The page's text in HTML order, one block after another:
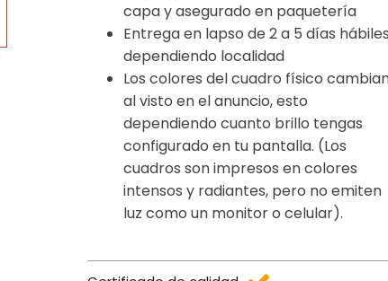
capa y asegurado en paquetería
Entrega en lapso de 2 a 5 días hábiles
dependiendo localidad
Los colores del cuadro físico
al visto en el anuncio, esto
dependiendo cuanto brillo tengas
configurado en tu pantalla. (Los
cuadros son impresos en colores
intensos y radiantes, pero no emiten
luz como un monitor o celular).